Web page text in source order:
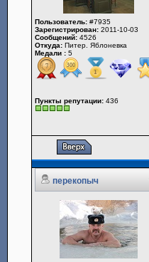
Пользователь: #7935
Зарегистрирован: 2011-10-03
Сообщений: 4526
Откуда: Питер. Яблоневка
Медали : 5
Пункты репутации: 436
перекопыч